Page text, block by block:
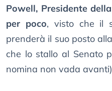
Powell, Presidente
per poco, visto che il
prenderà il suo posto
che lo stallo al Senato
nomina non vada